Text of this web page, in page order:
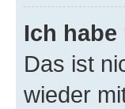
Ich
Das ist
wieder